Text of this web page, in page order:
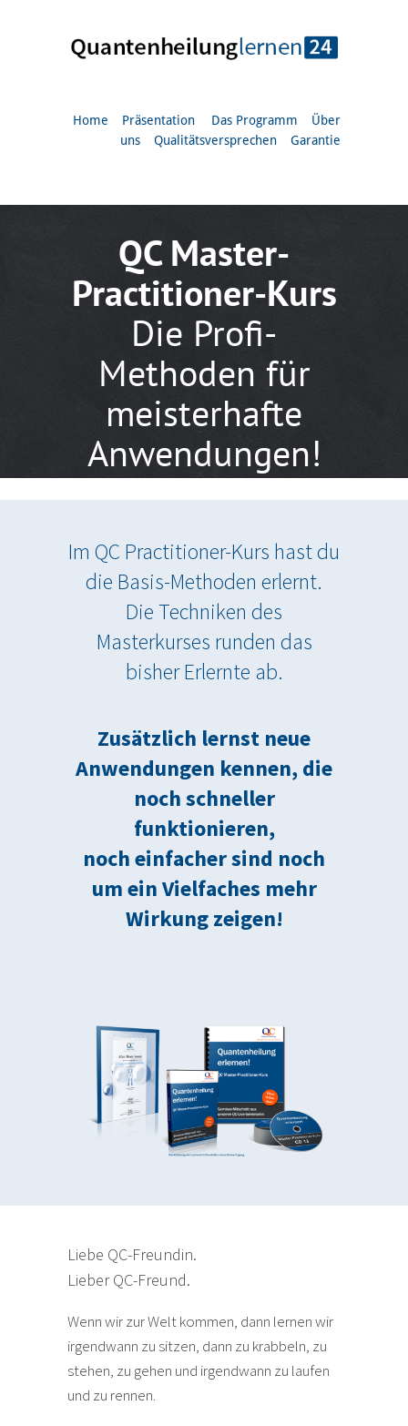
Home Präsentation Das Programm
Über
uns
Qualitätsversprechen Garantie
QC Master-
Practitioner-Kurs
Die Profi-
Methoden für
meisterhafte
Anwendungen!
Im QC Practitioner-Kurs hast du
die Basis-Methoden erlernt.
Die Techniken des
Masterkurses runden das
bisher Erlernte ab.
Zusätzlich lernst neue
Anwendungen kennen, die
noch schneller
funktionieren,
noch einfacher sind noch
um ein Vielfaches mehr
Wirkung zeigen!
Liebe QC-Freundin.
Lieber QC-Freund.
Wenn wir zur Welt kommen, dann lernen wir
irgendwann zu sitzen, dann zu krabbeln, zu
stehen, zu gehen und irgendwann zu laufen
und zu rennen.